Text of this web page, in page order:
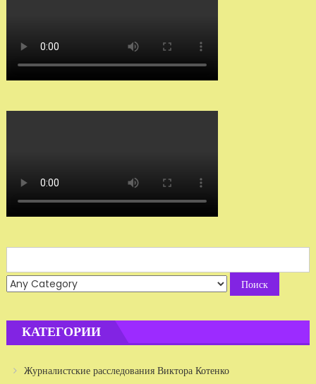
for:
КАТЕГОРИИ
Журналистские расследования Виктора Котенко